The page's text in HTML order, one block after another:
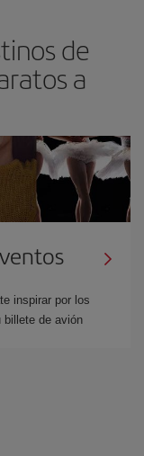
de
a
inspirar por los
billete de avión